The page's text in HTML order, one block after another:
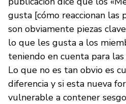
gusta [cómo reaccionan las
son obviamente piezas
lo que les gusta a los
teniendo en cuenta para las
Lo que no es tan obvio es
diferencia y si esta nueva
vulnerable a contener